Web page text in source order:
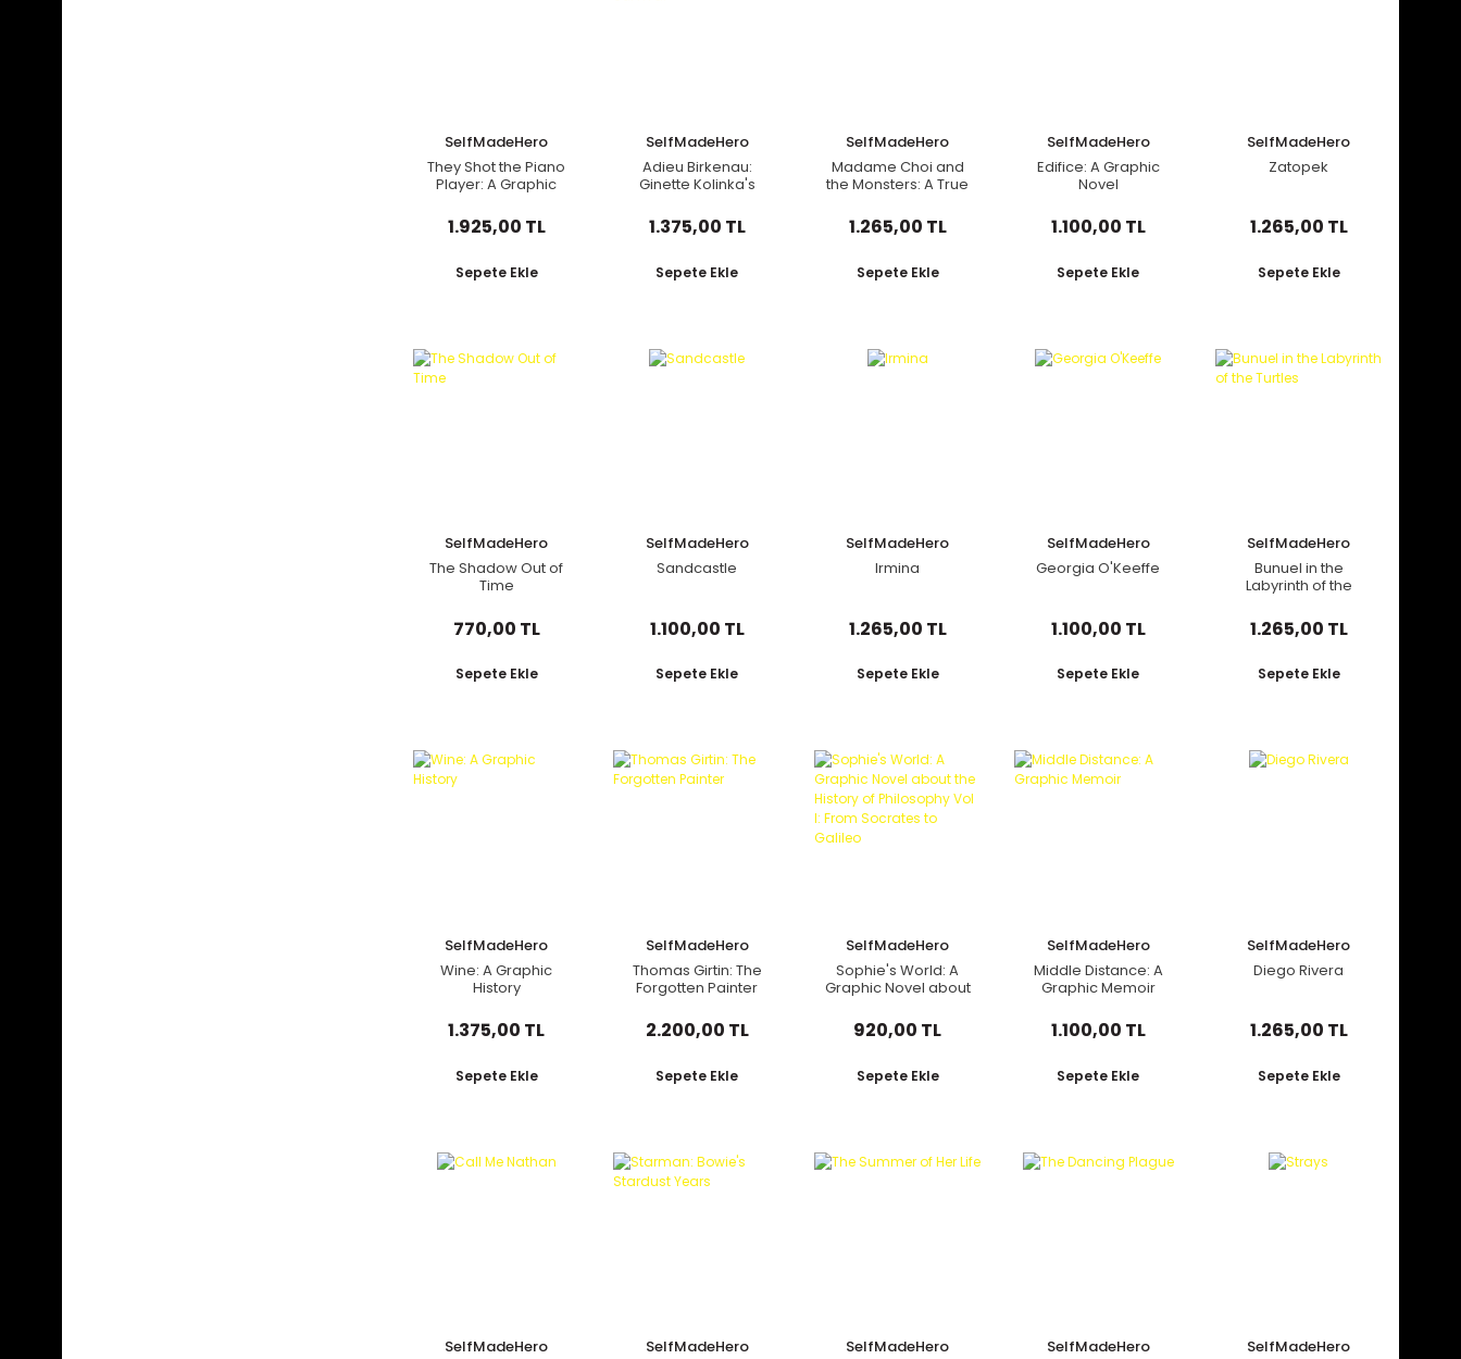
SelfMadeHero
They Shot the Piano
Player: A Graphic
1.925,00 TL
Sepete Ekle
SelfMadeHero
Adieu Birkenau:
Ginette Kolinka's
1.375,00 TL
Sepete Ekle
SelfMadeHero
Madame Choi and
the Monsters: A True
1.265,00 TL
Sepete Ekle
SelfMadeHero
Edifice: A Graphic
Novel
1.100,00 TL
Sepete Ekle
SelfMadeHero
Zatopek
1.265,00 TL
Sepete Ekle
SelfMadeHero
The Shadow Out of
Time
770,00 TL
Sepete Ekle
SelfMadeHero
Sandcastle
1.100,00 TL
Sepete Ekle
SelfMadeHero
Irmina
1.265,00 TL
Sepete Ekle
SelfMadeHero
Georgia O'Keeffe
1.100,00 TL
Sepete Ekle
SelfMadeHero
Bunuel in the
Labyrinth of the
1.265,00 TL
Sepete Ekle
SelfMadeHero
Wine: A Graphic
History
1.375,00 TL
Sepete Ekle
SelfMadeHero
Thomas Girtin: The
Forgotten Painter
2.200,00 TL
Sepete Ekle
SelfMadeHero
Sophie's World: A
Graphic Novel about
Philosophy Vol I:
From Socrates to
920,00 TL
Sepete Ekle
SelfMadeHero
Middle Distance: A
Graphic Memoir
1.100,00 TL
Sepete Ekle
SelfMadeHero
Diego Rivera
1.265,00 TL
Sepete Ekle
SelfMadeHero
SelfMadeHero
SelfMadeHero
SelfMadeHero
SelfMadeHero